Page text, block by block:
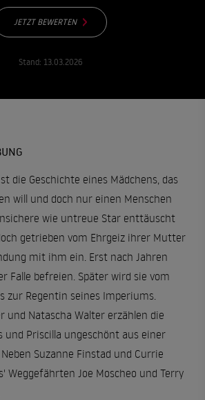
JETZT BEWERTEN
Stand: 13.03.2026
die Geschichte eines Mädchens, das
will und doch nur einen Menschen
wie untreue Star enttäuscht
getrieben vom Ehrgeiz ihrer Mutter
mit ihm ein. Erst nach Jahren
Falle befreien. Später wird sie vom
zur Regentin seines Imperiums.
und Natascha Walter erzählen die
und Priscilla ungeschönt aus einer
Suzanne Finstad und Currie
Weggefährten Joe Moscheo und Terry